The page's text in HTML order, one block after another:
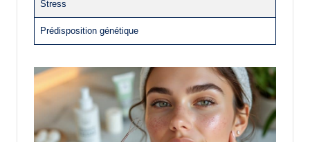
Stress
Prédisposition génétique